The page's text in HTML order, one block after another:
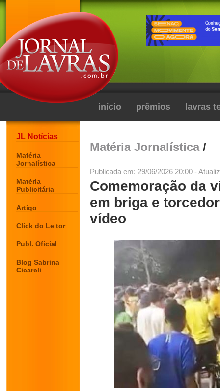
início prêmios lavras
JL Notícias
Matéria
Jornalística
Matéria
Publicitária
Artigo
Click do Leitor
Publ. Oficial
Blog Sabrina
Cicareli
Matéria Jornalística/
Publicada em: 29/06/2026 20:00 -
Comemoração da
em briga e
vídeo